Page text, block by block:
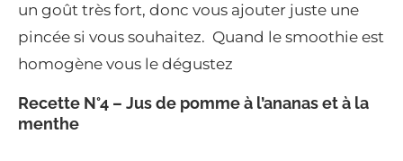
un goût très fort, donc vous ajouter juste une
pincée si vous souhaitez. Quand le smoothie est
homogène vous le dégustez
Recette N°4 – Jus de pomme à l’ananas et à la
menthe